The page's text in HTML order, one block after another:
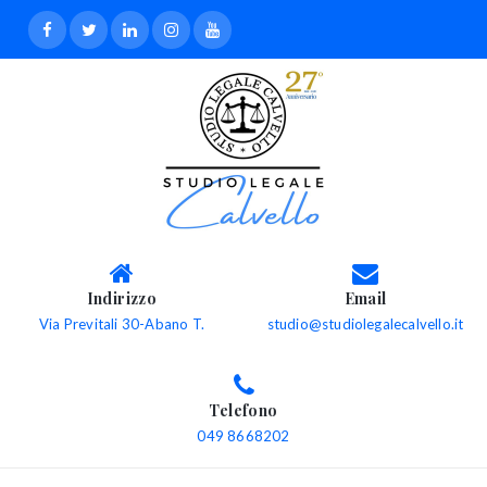
Indirizzo
Via Previtali 30-Abano T.
Email
studio@studiolegalecalvello.it
Telefono
049 8668202